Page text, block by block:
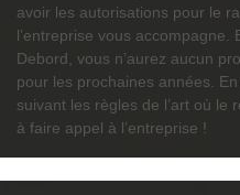
avoir les autorisations pour le
l’entreprise vous accompagne.
Debord, vous n’aurez aucun
pour les prochaines années.
suivant les règles de l’art où le
à faire appel à l’entreprise !